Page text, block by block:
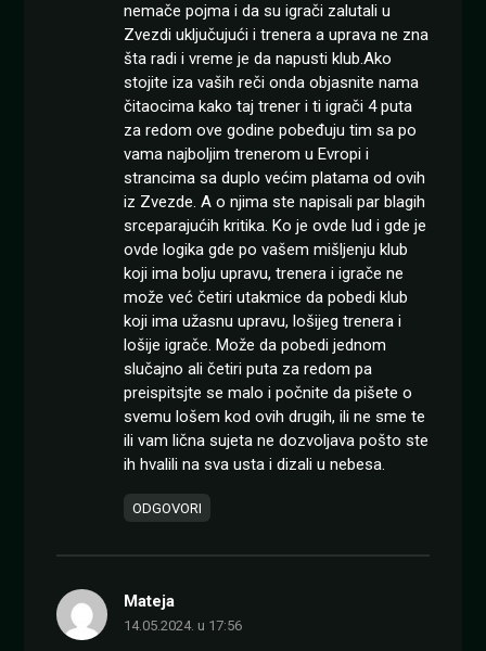
nemače pojma i da su igrači zalutali u
Zvezdi uključujući i trenera a uprava ne zna
šta radi i vreme je da napusti klub.Ako
stojite iza vaših reči onda objasnite nama
čitaocima kako taj trener i ti igrači 4 puta
za redom ove godine pobeđuju tim sa po
vama najboljim trenerom u Evropi i
strancima sa duplo većim platama od ovih
iz Zvezde. A o njima ste napisali par blagih
srceparajućih kritika. Ko je ovde lud i gde je
ovde logika gde po vašem mišljenju klub
koji ima bolju upravu, trenera i igrače ne
može već četiri utakmice da pobedi klub
koji ima užasnu upravu, lošijeg trenera i
lošije igrače. Može da pobedi jednom
slučajno ali četiri puta za redom pa
preispitsjte se malo i počnite da pišete o
svemu lošem kod ovih drugih, ili ne sme te
ili vam lična sujeta ne dozvoljava pošto ste
ih hvalili na sva usta i dizali u nebesa.
ODGOVORI
Mateja
14.05.2024. u 17:56